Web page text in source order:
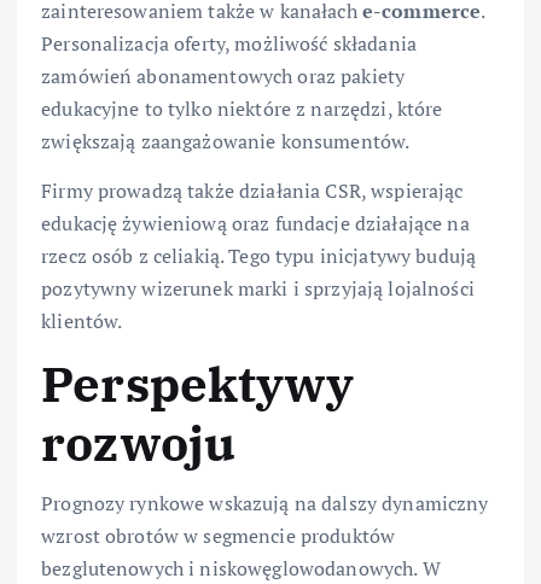
zainteresowaniem także w kanałache-commerce.
Personalizacja oferty, możliwość składania
zamówień abonamentowych oraz pakiety
edukacyjne to tylko niektóre z narzędzi, które
zwiększają zaangażowanie konsumentów.
Firmy prowadzą także działania CSR, wspierając
edukację żywieniową oraz fundacje działające na
rzecz osób z celiakią. Tego typu inicjatywy budują
pozytywny wizerunek marki i sprzyjają lojalności
klientów.
Perspektywy
rozwoju
Prognozy rynkowe wskazują na dalszy dynamiczny
wzrost obrotów w segmencie produktów
bezglutenowych i niskowęglowodanowych. W